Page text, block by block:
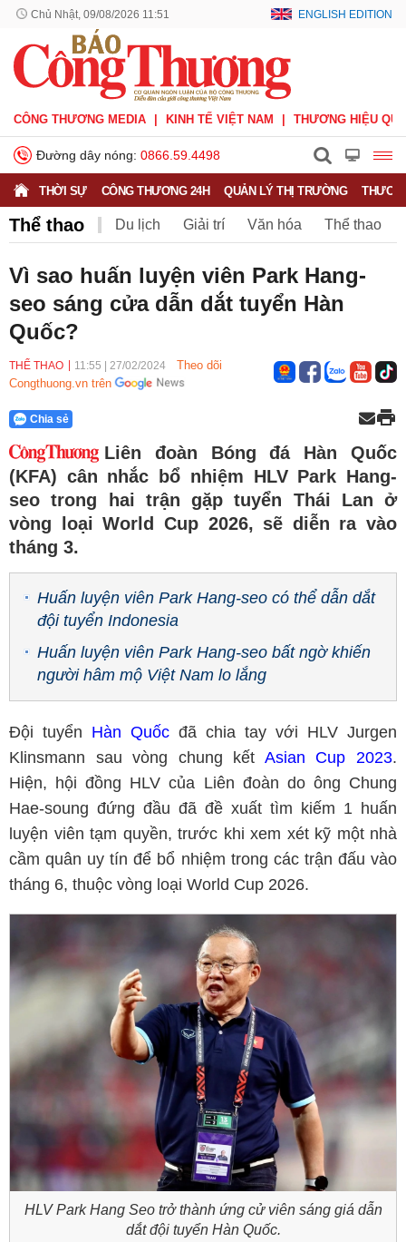
Chủ Nhật, 09/08/2026 11:51 ENGLISH EDITION
CÔNG THƯƠNG MEDIA KINH TẾ VIỆT NAM THƯƠNG HIỆU
Đường dây nóng: 0866.59.4498
THỜI SỰ CÔNG THƯƠNG 24H QUẢN LÝ THỊ TRƯỜNG
Thể thao Du lịch Giải trí Văn hóa Thể thao
Vì sao huấn luyện viên Park Hang-
seo sáng cửa dẫn dắt tuyển Hàn
Quốc?
THỂ THAO 11:55 27/02/2024
Theo dõi
Congthuong.vn trên
Chia sẻ
Liên đoàn Bóng đá Hàn Quốc
(KFA) cân nhắc bổ nhiệm HLV Park Hang-
seo trong hai trận gặp tuyển Thái Lan ở
vòng loại World Cup 2026, sẽ diễn ra vào
tháng 3.
Huấn luyện viên Park Hang-seo có thể dẫn dắt
đội tuyển Indonesia
Huấn luyện viên Park Hang-seo bất ngờ khiến
người hâm mộ Việt Nam lo lắng
Đội tuyển Hàn Quốc đã chia tay với HLV Jurgen
Klinsmann sau vòng chung kết Asian Cup 2023.
Hiện, hội đồng HLV của Liên đoàn do ông Chung
Hae-soung đứng đầu đã đề xuất tìm kiếm 1 huấn
luyện viên tạm quyền, trước khi xem xét kỹ một nhà
cầm quân uy tín để bổ nhiệm trong các trận đấu vào
tháng 6, thuộc vòng loại World Cup 2026.
HLV Park Hang Seo trở thành ứng cử viên sáng giá dẫn
dắt đội tuyển Hàn Quốc.